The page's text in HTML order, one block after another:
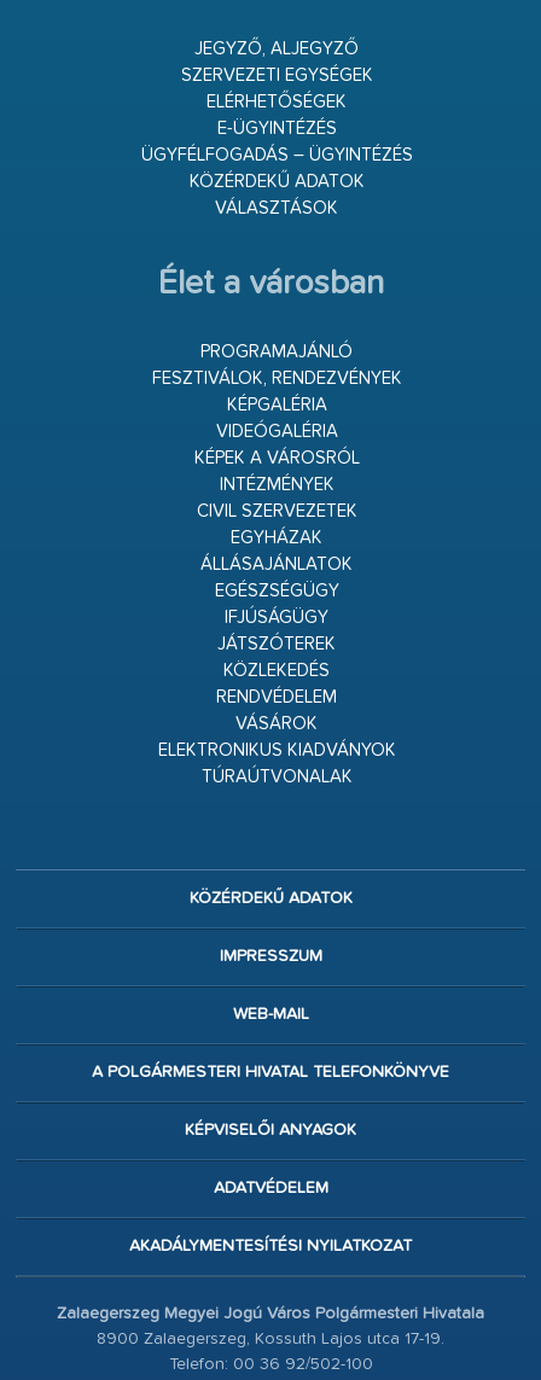
JEGYZŐ, ALJEGYZŐ
SZERVEZETI EGYSÉGEK
ELÉRHETŐSÉGEK
E-ÜGYINTÉZÉS
ÜGYFÉLFOGADÁS – ÜGYINTÉZÉS
KÖZÉRDEKŰ ADATOK
VÁLASZTÁSOK
Élet a városban
PROGRAMAJÁNLÓ
FESZTIVÁLOK, RENDEZVÉNYEK
KÉPGALÉRIA
VIDEÓGALÉRIA
KÉPEK A VÁROSRÓL
INTÉZMÉNYEK
CIVIL SZERVEZETEK
EGYHÁZAK
ÁLLÁSAJÁNLATOK
EGÉSZSÉGÜGY
IFJÚSÁGÜGY
JÁTSZÓTEREK
KÖZLEKEDÉS
RENDVÉDELEM
VÁSÁROK
ELEKTRONIKUS KIADVÁNYOK
TÚRAÚTVONALAK
KÖZÉRDEKŰ ADATOK
IMPRESSZUM
WEB-MAIL
A POLGÁRMESTERI HIVATAL TELEFONKÖNYVE
KÉPVISELŐI ANYAGOK
ADATVÉDELEM
AKADÁLYMENTESÍTÉSI NYILATKOZAT
Zalaegerszeg Megyei Jogú Város Polgármesteri Hivatala
8900 Zalaegerszeg, Kossuth Lajos utca 17-19.
Telefon: 00 36 92/502-100